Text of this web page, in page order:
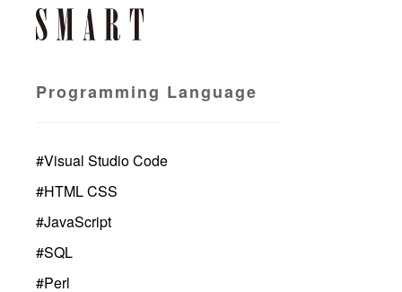
Programming Language
#Visual Studio Code
#HTML CSS
#JavaScript
#SQL
#Perl